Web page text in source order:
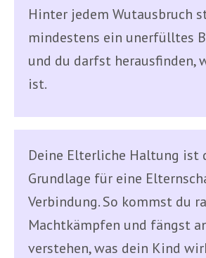
Hinter jedem Wutausbruch
mindestens ein unerfülltes
und du darfst herausfinden,
ist.
Deine Elterliche Haltung ist
Grundlage für eine
Verbindung. So kommst du
Machtkämpfen und fängst
verstehen, was dein Kind